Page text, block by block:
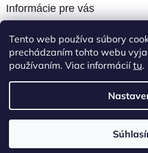
Tento web používa súbory
prechádzaním tohto webu
používaním. Viac informáciítu.
Informácie pre vás
Podmienky ochrany osobných údajov
Vytvoril
BagreSK.